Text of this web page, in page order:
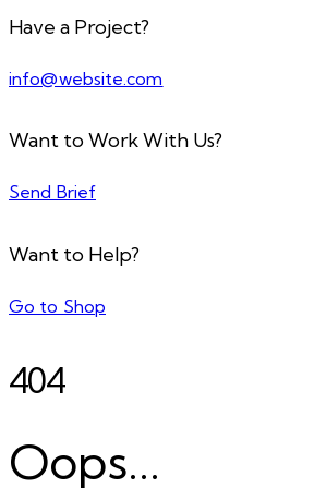
Have a Project?
info@website.com
Want to Work With Us?
Send Brief
Want to Help?
Go to Shop
404
Oops...